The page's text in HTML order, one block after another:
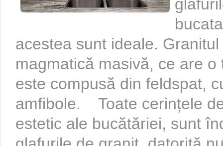
acestea sunt ideale.
magmatică masivă, ce are
este compusă din feldspat,
amfibole. Toate cerințele
estetic ale bucătăriei, sunt